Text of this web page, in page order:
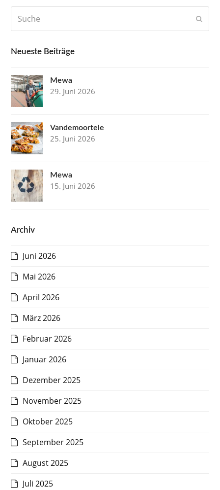
Neueste Beiträge
Mewa
29. Juni 2026
Vandemoortele
25. Juni 2026
Mewa
15. Juni 2026
Archiv
Juni 2026
Mai 2026
April 2026
März 2026
Februar 2026
Januar 2026
Dezember 2025
November 2025
Oktober 2025
September 2025
August 2025
Juli 2025